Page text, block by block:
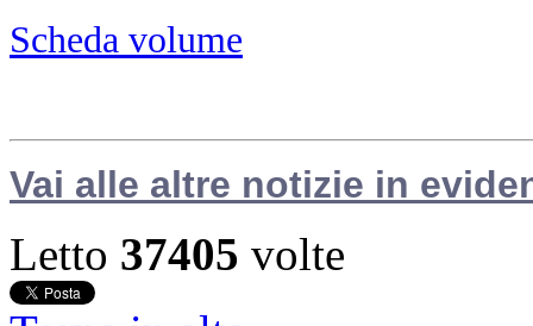
Scheda volume
Vai alle altre notizie in
Letto 37405 volte